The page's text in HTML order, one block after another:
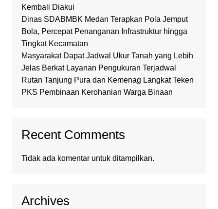
Kembali Diakui
Dinas SDABMBK Medan Terapkan Pola Jemput
Bola, Percepat Penanganan Infrastruktur hingga
Tingkat Kecamatan
Masyarakat Dapat Jadwal Ukur Tanah yang Lebih
Jelas Berkat Layanan Pengukuran Terjadwal
Rutan Tanjung Pura dan Kemenag Langkat Teken
PKS Pembinaan Kerohanian Warga Binaan
Recent Comments
Tidak ada komentar untuk ditampilkan.
Archives